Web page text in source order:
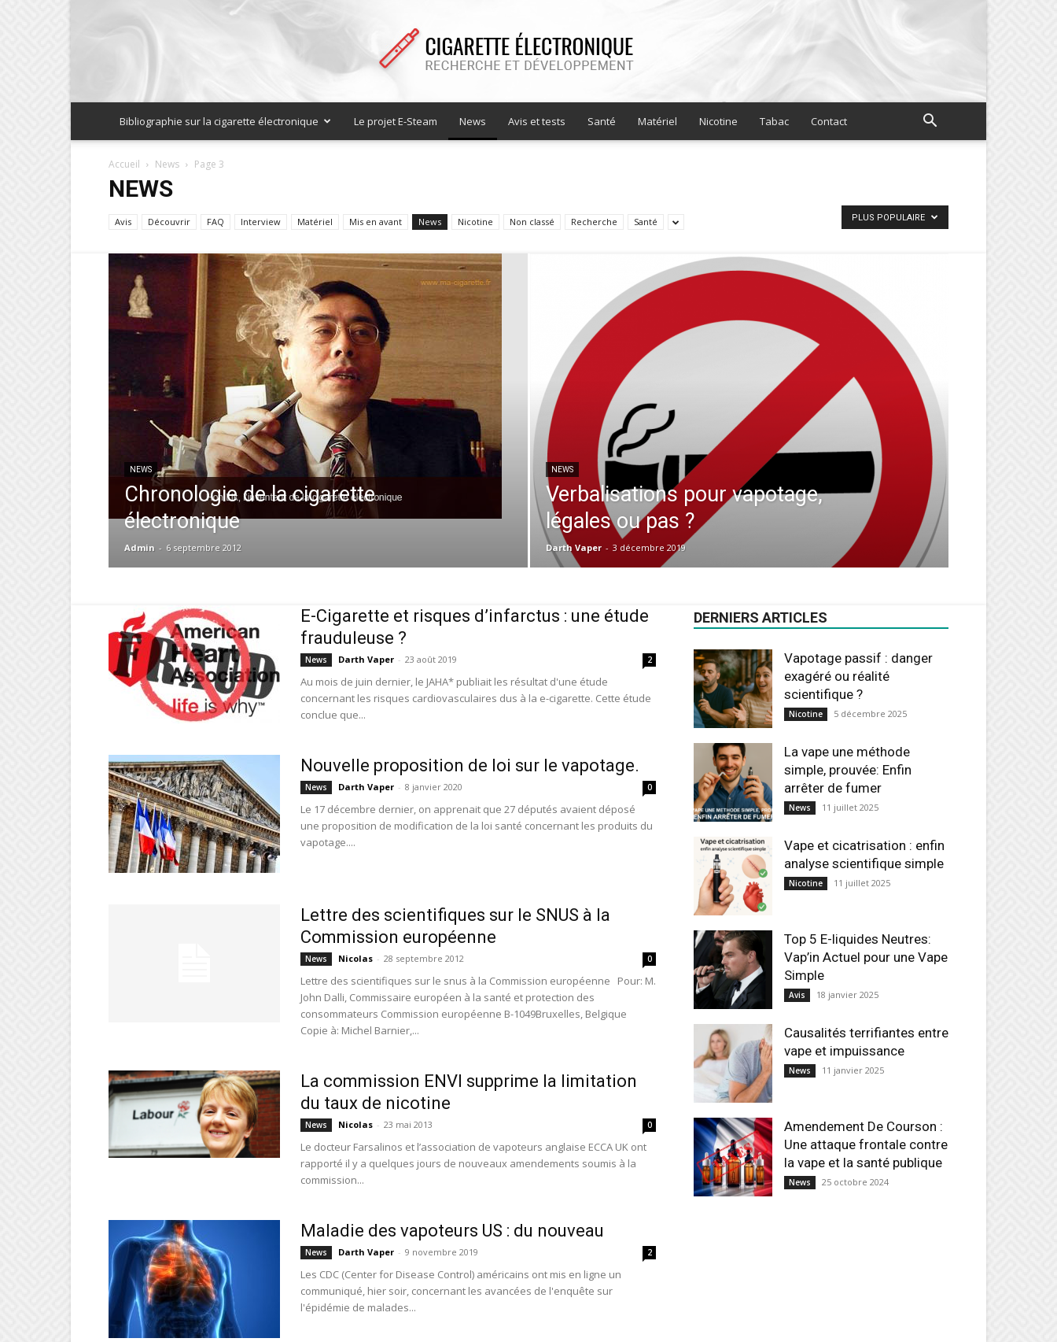
Cigarette
recherche
Bibliographie sur la cigarette électronique Le projet E-Steam News Avis et tests Santé Matériel Nicotine Tabac Contact
Accueil News Page 3
NEWS
Avis Découvrir FAQ Interview Matériel Mis en avant News Nicotine Non classé Recherche Santé PLUS POPULAIRE
NEWS
Chronologie de la cigarette
électronique
Admin - 6 septembre 2012
NEWS
Verbalisations pour vapotage,
légales ou pas ?
Darth Vaper - 3 décembre 2019
E-Cigarette et risques d’infarctus : une étude
frauduleuse ?
News Darth Vaper - 23 août 2019 2
Au mois de juin dernier, le JAHA* publiait les résultat d'une étude
concernant les risques cardiovasculaires dus à la e-cigarette. Cette étude
conclue que...
Nouvelle proposition de loi sur le vapotage.
News Darth Vaper - 8 janvier 2020 0
Le 17 décembre dernier, on apprenait que 27 députés avaient déposé
une proposition de modification de la loi santé concernant les produits du
vapotage....
Lettre des scientifiques sur le SNUS à la
Commission européenne
News Nicolas - 28 septembre 2012 0
Lettre des scientifiques sur le snus à la Commission européenne Pour: M.
John Dalli, Commissaire européen à la santé et protection des
consommateurs Commission européenne B-1049Bruxelles, Belgique
Copie à: Michel Barnier,...
La commission ENVI supprime la limitation
du taux de nicotine
News Nicolas - 23 mai 2013 0
Le docteur Farsalinos et l’association de vapoteurs anglaise ECCA UK ont
rapporté il y a quelques jours de nouveaux amendements soumis à la
commission...
Maladie des vapoteurs US : du nouveau
News Darth Vaper - 9 novembre 2019 2
Les CDC (Center for Disease Control) américains ont mis en ligne un
communiqué, hier soir, concernant les avancées de l'enquête sur
l'épidémie de malades...
DERNIERS ARTICLES
Vapotage passif : danger
exagéré ou réalité
scientifique ?
Nicotine 5 décembre 2025
La vape une méthode
simple, prouvée: Enfin
arrêter de fumer
News 11 juillet 2025
Vape et cicatrisation : enfin
analyse scientifique simple
Nicotine 11 juillet 2025
Top 5 E-liquides Neutres:
Vap’in Actuel pour une Vape
Simple
Avis 18 janvier 2025
Causalités terrifiantes entre
vape et impuissance
News 11 janvier 2025
Amendement De Courson :
Une attaque frontale contre
la vape et la santé publique
News 25 octobre 2024